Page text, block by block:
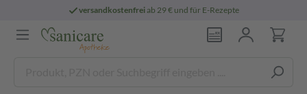
versandkostenfreiab 29 € und für E-Rezepte